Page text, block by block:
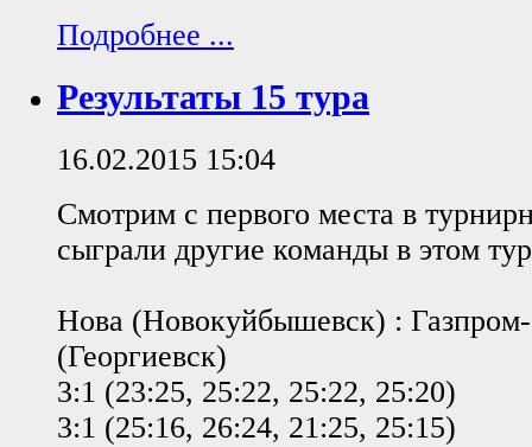
Подробнее ...
Результаты 15 тура
16.02.2015 15:04
Смотрим с первого места в
сыграли другие команды в этом
Нова (Новокуйбышевск) :
(Георгиевск)
3:1 (23:25, 25:22, 25:22, 25:20)
3:1 (25:16, 26:24, 21:25, 25:15)